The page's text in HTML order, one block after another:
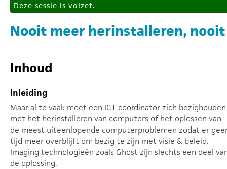
Deze sessie is volzet.
Nooit meer herinstalleren,
Inhoud
Inleiding
Maar al te vaak moet een ICT coördinator zich bezighouden
met het herinstalleren van computers of het oplossen van
de meest uiteenlopende computerproblemen zodat er
tijd meer overblijft om bezig te zijn met visie & beleid.
Imaging technologieën zoals Ghost zijn slechts een deel
de oplossing.